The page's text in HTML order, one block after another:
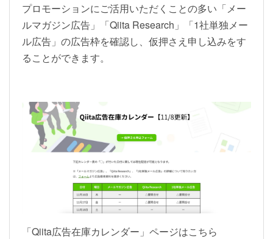
プロモーションにご活用いただくことの多い「メー
ルマガジン広告」「Qiita Research」「1社単独メー
ル広告」の広告枠を確認し、仮押さえ申し込みをす
ることができます。
「Qiita広告在庫カレンダー」ページはこちら